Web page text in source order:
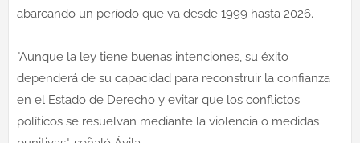
abarcando un período que va desde 1999 hasta 2026.
"Aunque la ley tiene buenas intenciones, su éxito
dependerá de su capacidad para reconstruir la confianza
en el Estado de Derecho y evitar que los conflictos
políticos se resuelvan mediante la violencia o medidas